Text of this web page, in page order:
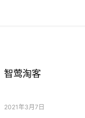
智莺淘客
2021年3月7日